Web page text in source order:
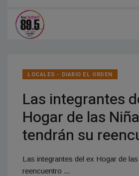
LOCALES - DIARIO EL ORDEN
Las integrantes
Hogar de las
tendrán su
Las integrantes del ex Hogar de
reencuentro ...